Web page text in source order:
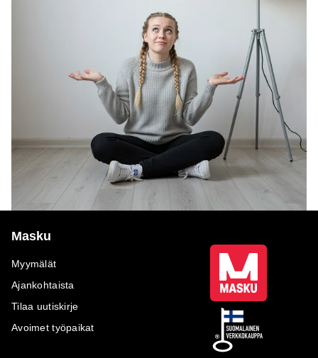
Masku
Myymälät
Ajankohtaista
Tilaa uutiskirje
Avoimet työpaikat